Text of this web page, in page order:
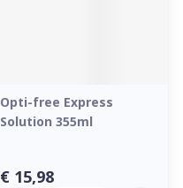
Opti-free Express
Solution 355ml
€ 15,98